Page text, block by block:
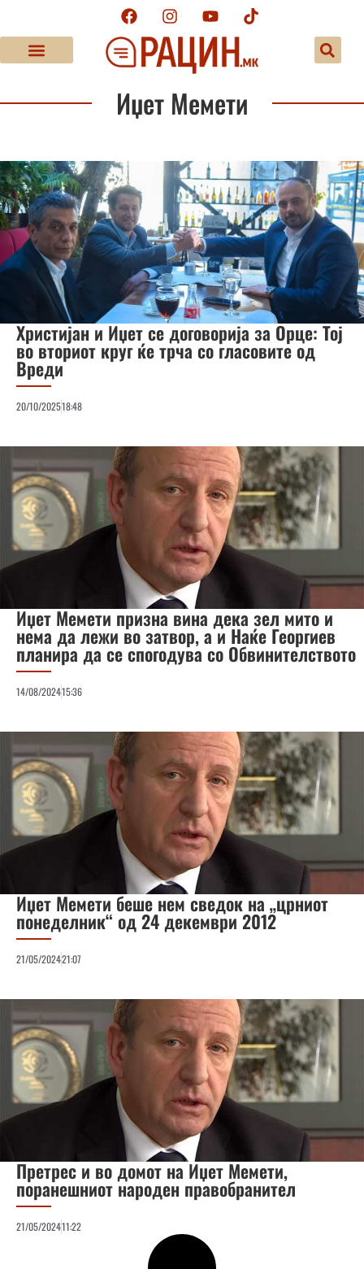
Иџет Мемети
Христијан и Иџет се договорија за Орце: Тој
во вториот круг ќе трча со гласовите од
Вреди
20/10/202518:48
Иџет Мемети призна вина дека зел мито и
нема да лежи во затвор, а и Наќе Георгиев
планира да се спогодува со Обвинителството
14/08/202415:36
Иџет Мемети беше нем сведок на „црниот
понеделник“ од 24 декември 2012
21/05/202421:07
Претрес и во домот на Иџет Мемети,
поранешниот народен правобранител
21/05/202411:22